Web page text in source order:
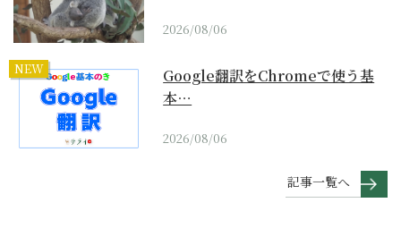
2026/08/06
NEW
Google翻訳をChromeで使う基
本…
2026/08/06
記事一覧へ